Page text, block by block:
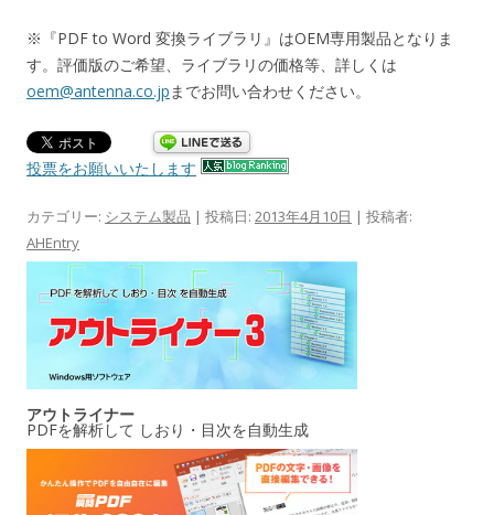
※『PDF to Word 変換ライブラリ』はOEM専用製品となりま
す。評価版のご希望、ライブラリの価格等、詳しくは
oem@antenna.co.jp までお問い合わせください。
投票をお願いいたします
カテゴリー: システム製品 | 投稿日: 2013年4月10日 | 投稿者:
AHEntry
アウトライナー
PDFを解析して しおり・目次を自動生成